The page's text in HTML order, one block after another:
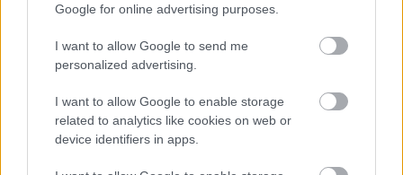
Google for online advertising purposes.
I want to allow Google to send me
personalized advertising.
I want to allow Google to enable storage
related to analytics like cookies on web or
device identifiers in apps.
Fából épül Budakeszi új óvodája
Gyárleállításokkal és átszervezett
termeléssel tehermentesíti a
villamosenergia-rendszert a STRABAG